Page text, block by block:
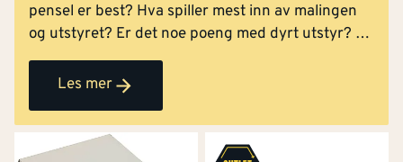
pensel er best? Hva spiller mest inn av malingen
og utstyret? Er det noe poeng med dyrt utstyr? Vi
skal prøve å svare på disse spørsmålene, og gi deg
tipsene som gjør at jobben går raskere.
Les mer